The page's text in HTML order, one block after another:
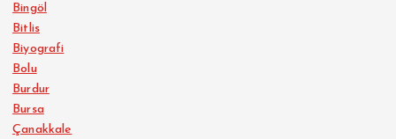
Bingöl
Bitlis
Biyografi
Bolu
Burdur
Bursa
Çanakkale